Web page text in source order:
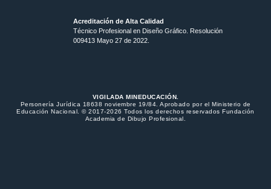
Acreditación de Alta Calidad
Técnico Profesional en Diseño Gráfico. Resolución
009413 Mayo 27 de 2022.
VIGILADA MINEDUCACIÓN.
Personería Jurídica 18638 noviembre 19/84. Aprobado por el Ministerio de
Educación Nacional. © 2017-2026 Todos los derechos reservados Fundación
Academia de Dibujo Profesional.